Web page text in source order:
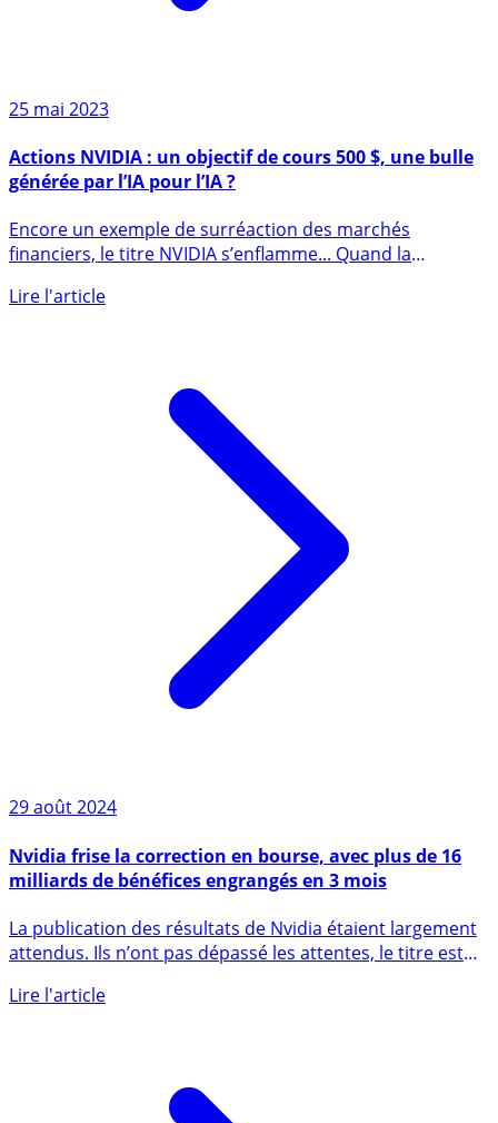
25 mai 2023
Actions NVIDIA : un objectif de cours 500 $, une bulle
générée par l’IA pour l’IA ?
Encore un exemple de surréaction des marchés
financiers, le titre NVIDIA s’enflamme... Quand la
Lire l'article
29 août 2024
Nvidia frise la correction en bourse, avec plus de 16
milliards de bénéfices engrangés en 3 mois
La publication des résultats de Nvidia étaient largement
attendus. Ils n’ont pas dépassé les attentes, le titre est
Lire l'article